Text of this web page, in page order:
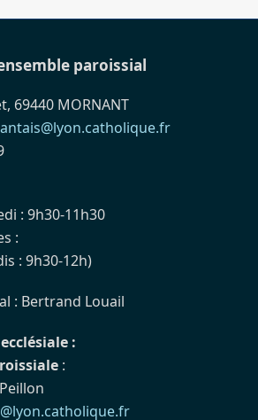
paroissial
69440 MORNANT
: 9h30-11h30
:
: 9h30-12h)
: Bertrand Louail
:
: